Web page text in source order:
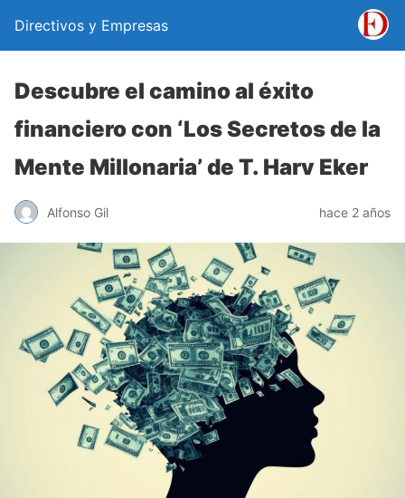
Directivos y Empresas
Descubre el camino al éxito
financiero con ‘Los Secretos de la
Mente Millonaria’ de T. Harv Eker
Alfonso Gil hace 2 años